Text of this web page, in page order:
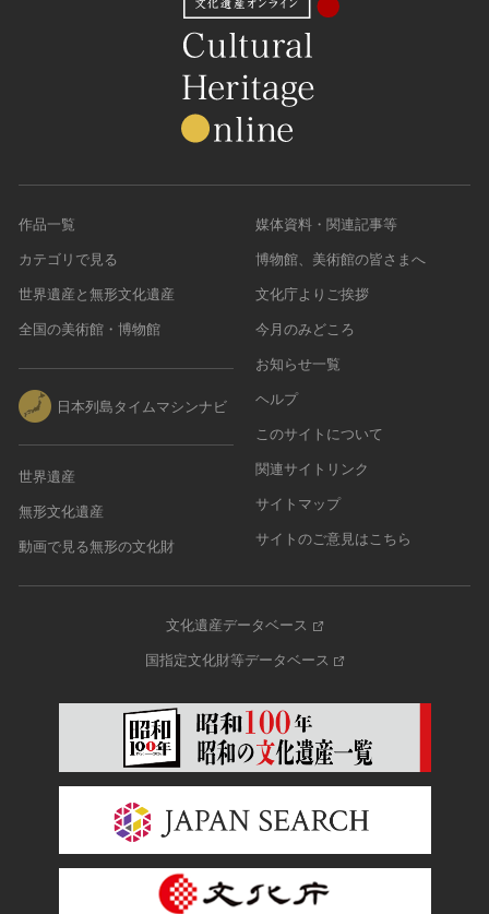
作品一覧
カテゴリで見る
世界遺産と無形文化遺産
全国の美術館・博物館
日本列島タイムマシンナビ
世界遺産
無形文化遺産
動画で見る無形の文化財
媒体資料・関連記事等
博物館、美術館の皆さまへ
文化庁よりご挨拶
今月のみどころ
お知らせ一覧
ヘルプ
このサイトについて
関連サイトリンク
サイトマップ
サイトのご意見はこちら
文化遺産データベース
国指定文化財等データベース